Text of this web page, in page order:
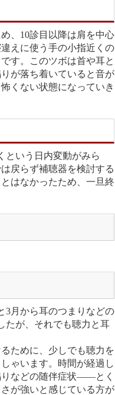
、10診目以降は肩を中心
えに使う手の小指近くの
す。このツボは首や耳と
が落ち着いていると音が
くない状態になっていき
という日内変動がみら
戻らず補聴器を検討する
はなかったため、一旦終
3月から耳のつまりなどの
たが、それでも聴力と耳
ために、少しでも聴力を
ゃいます。時間が経過し
りなどの随伴症状——とく
が強いと感じている方が